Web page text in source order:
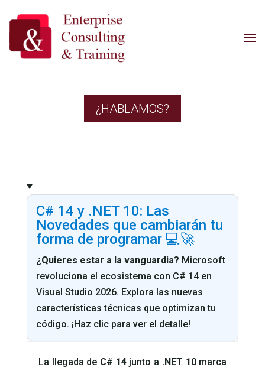
¿HABLAMOS?
C# 14 y .NET 10: Las
Novedades que cambiarán tu
forma de programar 💻🚀
¿Quieres estar a la vanguardia? Microsoft
revoluciona el ecosistema con C# 14 en
Visual Studio 2026. Explora las nuevas
características técnicas que optimizan tu
código. ¡Haz clic para ver el detalle!
La llegada de C# 14junto a .NET 10marca